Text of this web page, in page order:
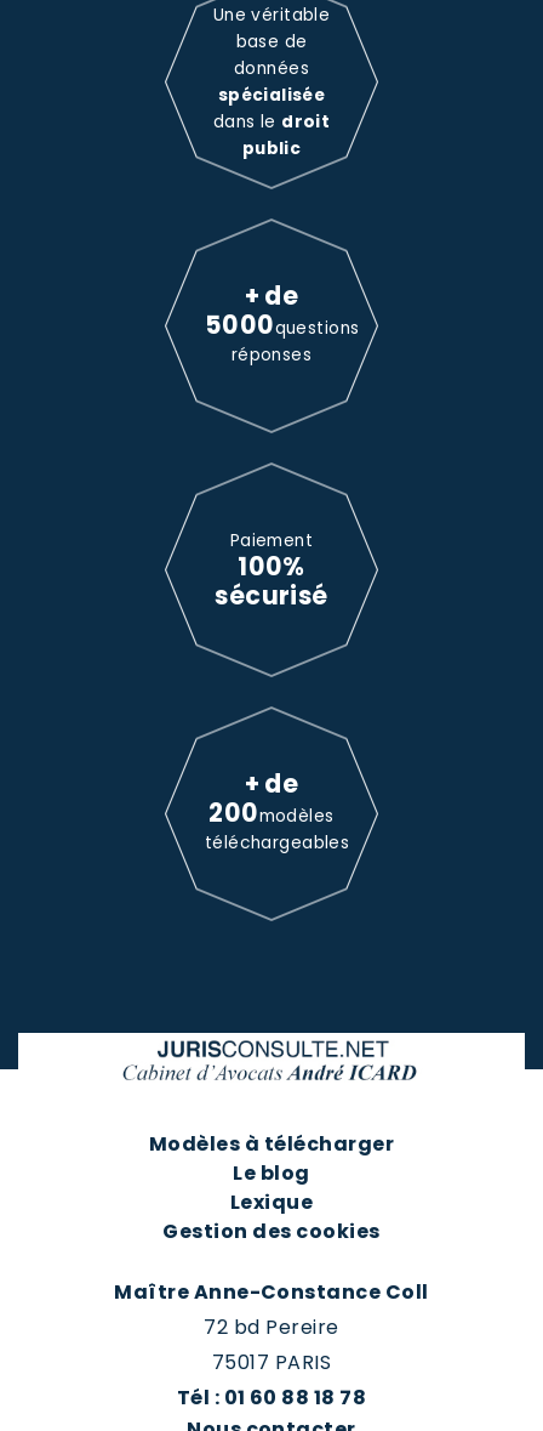
Une véritable
base de
données
spécialisée
dans le droit
public
+ de
5000questions
réponses
Paiement
100%
sécurisé
+ de
200modèles
téléchargeables
Modèles à télécharger
Le blog
Lexique
Gestion des cookies
Maître Anne-Constance Coll
72 bd Pereire
75017 PARIS
Tél : 01 60 88 18 78